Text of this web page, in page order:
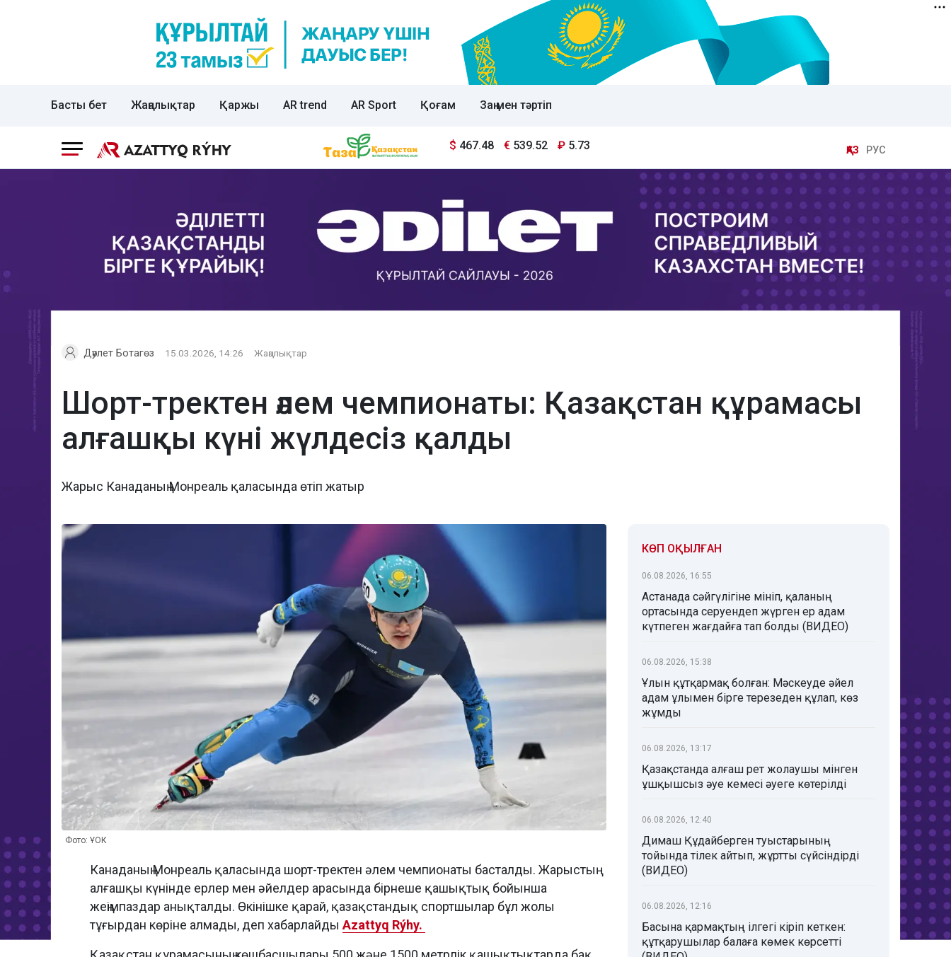
Басты бет Жаңалықтар Қаржы AR trend AR Sport Қоғам Заң мен тәртіп
$ 467.48 € 539.52 ₽ 5.73 ҚАЗ РУС
Дәулет Ботагөз 15.03.2026, 14:26 Жаңалықтар
Шорт-тректен әлем чемпионаты: Қазақстан құрамасы
алғашқы күні жүлдесіз қалды
Жарыс Канаданың Монреаль қаласында өтіп жатыр
Фото: ҰОК
Канаданың Монреаль қаласында шорт-тректен әлем чемпионаты басталды. Жарыстың
алғашқы күнінде ерлер мен әйелдер арасында бірнеше қашықтық бойынша
жеңімпаздар анықталды. Өкінішке қарай, қазақстандық спортшылар бұл жолы
тұғырдан көріне алмады, деп хабарлайды Azattyq Rýhy.
КӨП ОҚЫЛҒАН
06.08.2026, 16:55
Астанада сәйгүлігіне мініп, қаланың
ортасында серуендеп жүрген ер адам
күтпеген жағдайға тап болды (ВИДЕО)
06.08.2026, 15:38
Ұлын құтқармақ болған: Мәскеуде әйел
адам ұлымен бірге терезеден құлап, көз
жұмды
06.08.2026, 13:17
Қазақстанда алғаш рет жолаушы мінген
ұшқышсыз әуе кемесі әуеге көтерілді
06.08.2026, 12:40
Димаш Құдайберген туыстарының
тойында тілек айтып, жұртты сүйсіндірді
(ВИДЕО)
06.08.2026, 12:16
Басына қармақтың ілгегі кіріп кеткен:
құтқарушылар балаға көмек көрсетті